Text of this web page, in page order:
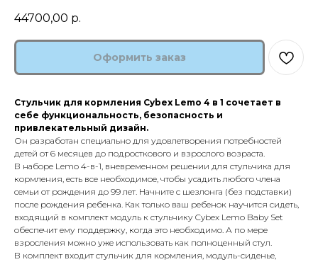
44700,00 р.
Оформить заказ
Стульчик для кормления Cybex Lemo 4 в 1 сочетает в
себе функциональность, безопасность и
привлекательный дизайн.
Он разработан специально для удовлетворения потребностей
детей от 6 месяцев до подросткового и взрослого возраста.
В наборе Lemo 4-в-1, вневременном решении для стульчика для
кормления, есть все необходимое, чтобы усадить любого члена
семьи от рождения до 99 лет. Начните с шезлонга (без подставки)
после рождения ребенка. Как только ваш ребенок научится сидеть,
входящий в комплект модуль к стульчику Cybex Lemo Baby Set
обеспечит ему поддержку, когда это необходимо. А по мере
взросления можно уже использовать как полноценный стул.
В комплект входит стульчик для кормления, модуль-сиденье,